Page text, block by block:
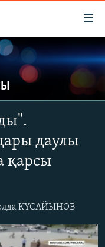
даулы
қарсы
ҚҰСАЙЫНОВ